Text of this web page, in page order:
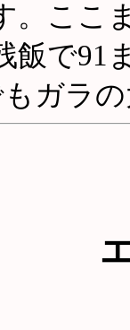
。ここ
飯で91
ガラ